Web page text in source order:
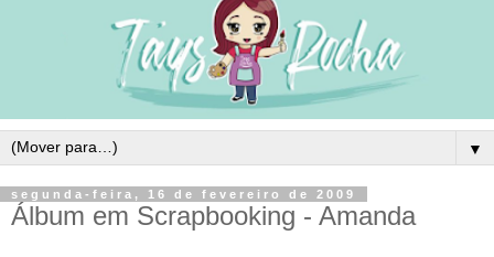
▼
segunda-feira, 16 de fevereiro de 2009
Álbum em Scrapbooking - Amanda